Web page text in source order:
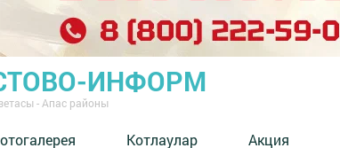
ИНФОРМ
- Апас районы
Котлаулар Акция